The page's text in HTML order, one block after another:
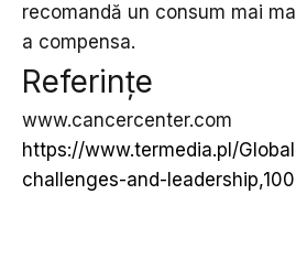
recomandă un consum mai
a compensa.
Referințe
www.cancercenter.com
https://www.termedia.pl/
challenges-and-